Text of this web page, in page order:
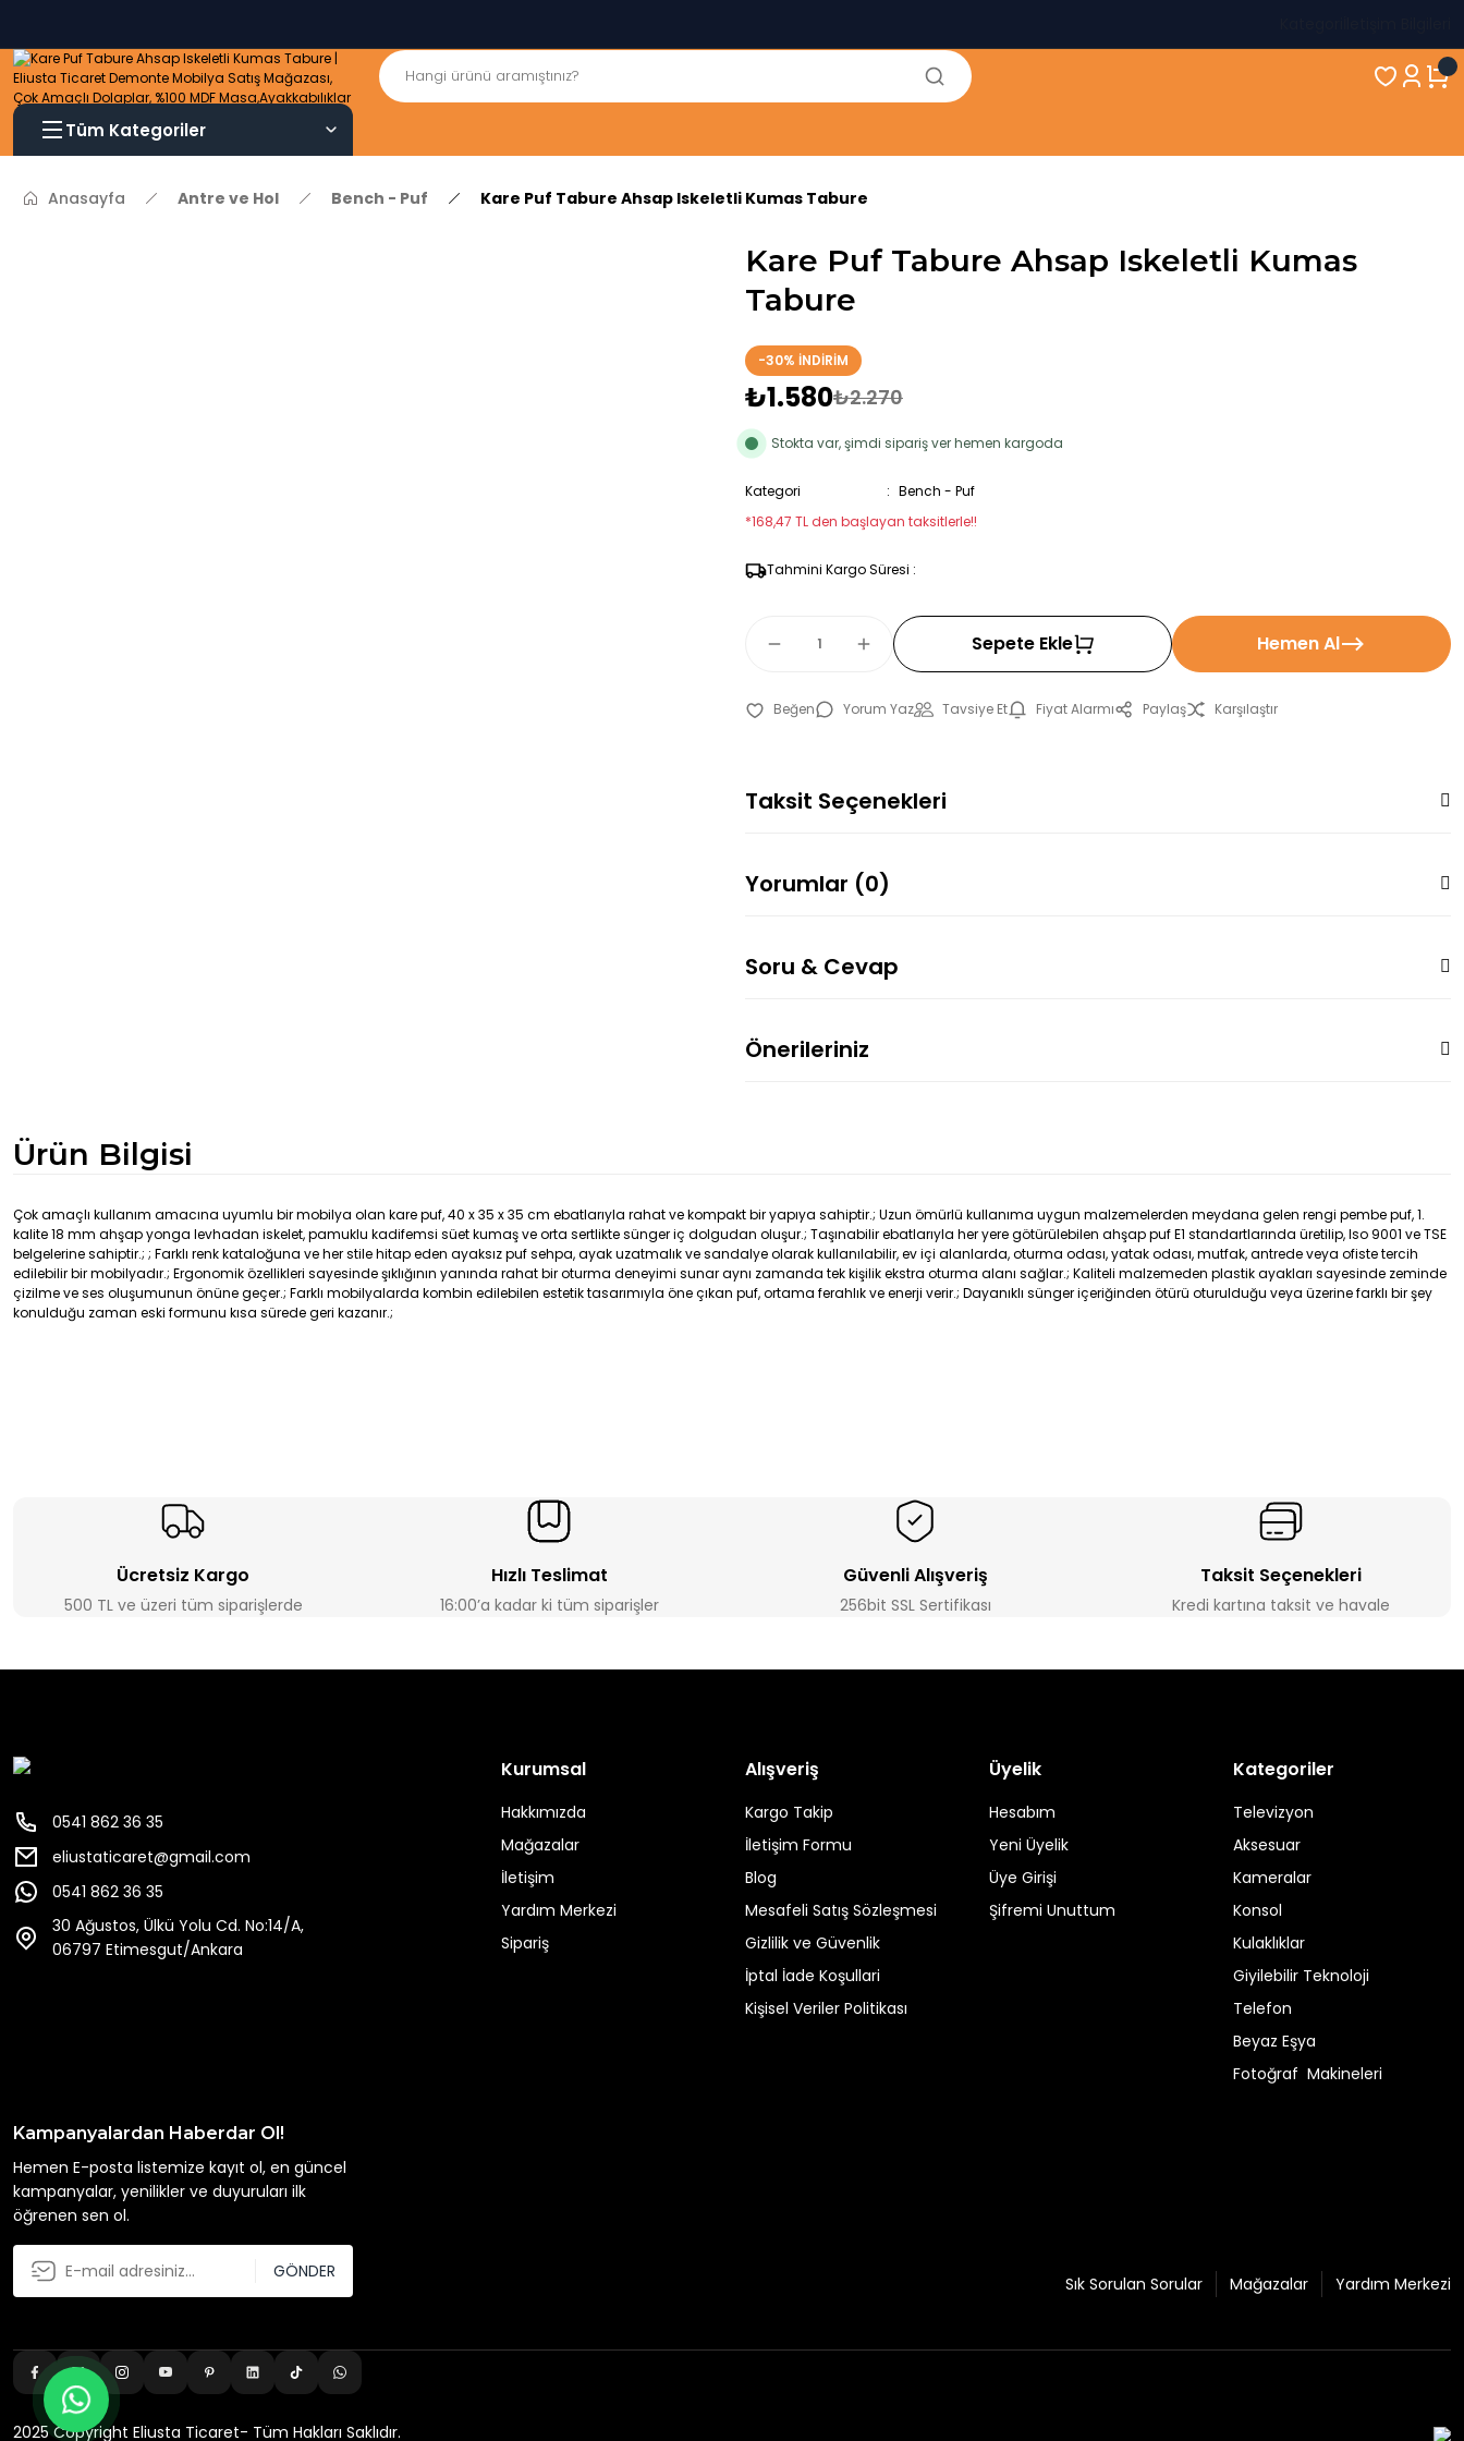
5'er cm Aralıklarla 35 cm'den 100 cm'e kadar Genişliğe Sahip
% 100 Mdf Tekerlekli Masa ile Uzun Ömürlü ve Kolay Kullanım
Kaliteli hizmet, güvenli alışveriş ve satış sonrası destek
Tüm Kategoriler
Anasayfa Antre ve Hol Bench - Puf Kare Puf Tabure Ahsap Iskeletli Kumas Tabure
Kare Puf Tabure Ahsap Iskeletli Kumas
Tabure
-30% İNDİRİM
₺1.580₺2.270
Stokta var, şimdi sipariş ver hemen kargoda
Kategori
Bench - Puf
*168,47 TL den başlayan taksitlerle!!
Tahmini Kargo Süresi :
Sepete Ekle Hemen Al
Yorum Yaz Tavsiye Et Fiyat Alarmı Paylaş Karşılaştır
Taksit Seçenekleri
Yorumlar (0)
Soru & Cevap
Önerileriniz
Ürün Bilgisi
Çok amaçlı kullanım amacına uyumlu bir mobilya olan kare puf, 40 x 35 x 35 cm ebatlarıyla rahat ve kompakt bir yapıya sahiptir.; Uzun ömürlü kullanıma uygun malzemelerden meydana gelen rengi pembe puf, 1.
kalite 18 mm ahşap yonga levhadan iskelet, pamuklu kadifemsi süet kumaş ve orta sertlikte sünger iç dolgudan oluşur.; Taşınabilir ebatlarıyla her yere götürülebilen ahşap puf E1 standartlarında üretilip, Iso 9001 ve TSE
belgelerine sahiptir.; ; Farklı renk kataloğuna ve her stile hitap eden ayaksız puf sehpa, ayak uzatmalık ve sandalye olarak kullanılabilir, ev içi alanlarda, oturma odası, yatak odası, mutfak, antrede veya ofiste tercih
edilebilir bir mobilyadır.; Ergonomik özellikleri sayesinde şıklığının yanında rahat bir oturma deneyimi sunar aynı zamanda tek kişilik ekstra oturma alanı sağlar.; Kaliteli malzemeden plastik ayakları sayesinde zeminde
çizilme ve ses oluşumunun önüne geçer.; Farklı mobilyalarda kombin edilebilen estetik tasarımıyla öne çıkan puf, ortama ferahlık ve enerji verir.; Dayanıklı sünger içeriğinden ötürü oturulduğu veya üzerine farklı bir şey
konulduğu zaman eski formunu kısa sürede geri kazanır.;
Ücretsiz Kargo
500 TL ve üzeri tüm siparişlerde
Hızlı Teslimat
16:00’a kadar ki tüm siparişler
Güvenli Alışveriş
256bit SSL Sertifikası
Taksit Seçenekleri
Kredi kartına taksit ve havale
0541 862 36 35
eliustaticaret@gmail.com
0541 862 36 35
30 Ağustos, Ülkü Yolu Cd. No:14/A,
06797 Etimesgut/Ankara
Kurumsal
Hakkımızda
Mağazalar
İletişim
Yardım Merkezi
Sipariş
Alışveriş
Kargo Takip
İletişim Formu
Blog
Mesafeli Satış Sözleşmesi
Gizlilik ve Güvenlik
İptal İade Koşullari
Kişisel Veriler Politikası
Üyelik
Hesabım
Yeni Üyelik
Üye Girişi
Şifremi Unuttum
Kategoriler
Televizyon
Aksesuar
Kameralar
Konsol
Kulaklıklar
Giyilebilir Teknoloji
Telefon
Beyaz Eşya
Fotoğraf Makineleri
Kampanyalardan Haberdar Ol!
Hemen E-posta listemize kayıt ol, en güncel
kampanyalar, yenilikler ve duyuruları ilk
öğrenen sen ol.
GÖNDER
Sık Sorulan Sorular Mağazalar Yardım Merkezi
2025 Copyright Eliusta Ticaret- Tüm Hakları Saklıdır.